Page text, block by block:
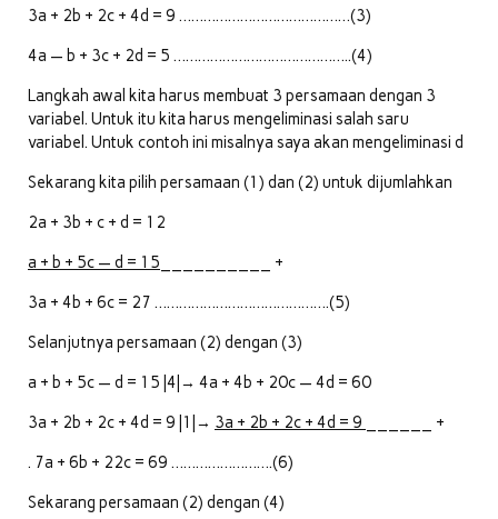
3a + 2b + 2c + 4d = 9 ……………………………………(3)
4a — b + 3c + 2d = 5 ……………………………………..(4)
Langkah awal kita harus membuat 3 persamaan dengan 3
variabel. Untuk itu kita harus mengeliminasi salah saru
variabel. Untuk contoh ini misalnya saya akan mengeliminasi d
Sekarang kita pilih persamaan (1) dan (2) untuk dijumlahkan
2a + 3b + c + d = 12
a + b + 5c — d = 15 __________ +
3a + 4b + 6c = 27 …………………………………….(5)
Selanjutnya persamaan (2) dengan (3)
a + b + 5c — d = 15 |4|→ 4a + 4b + 20c — 4d = 60
3a + 2b + 2c + 4d = 9 |1|→ 3a + 2b + 2c + 4d = 9
______ +
. 7a + 6b + 22c = 69 …………………….(6)
Sekarang persamaan (2) dengan (4)